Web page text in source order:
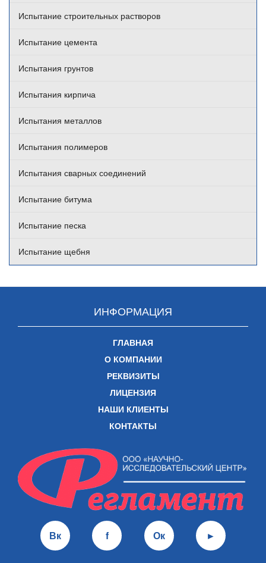
Испытание строительных растворов
Испытание цемента
Испытания грунтов
Испытания кирпича
Испытания металлов
Испытания полимеров
Испытания сварных соединений
Испытание битума
Испытание песка
Испытание щебня
ИНФОРМАЦИЯ
ГЛАВНАЯ
О КОМПАНИИ
РЕКВИЗИТЫ
ЛИЦЕНЗИЯ
НАШИ КЛИЕНТЫ
КОНТАКТЫ
Вк f Ок ►